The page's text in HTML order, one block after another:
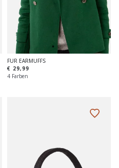
FUR EARMUFFS
€ 29,99
4 Farben